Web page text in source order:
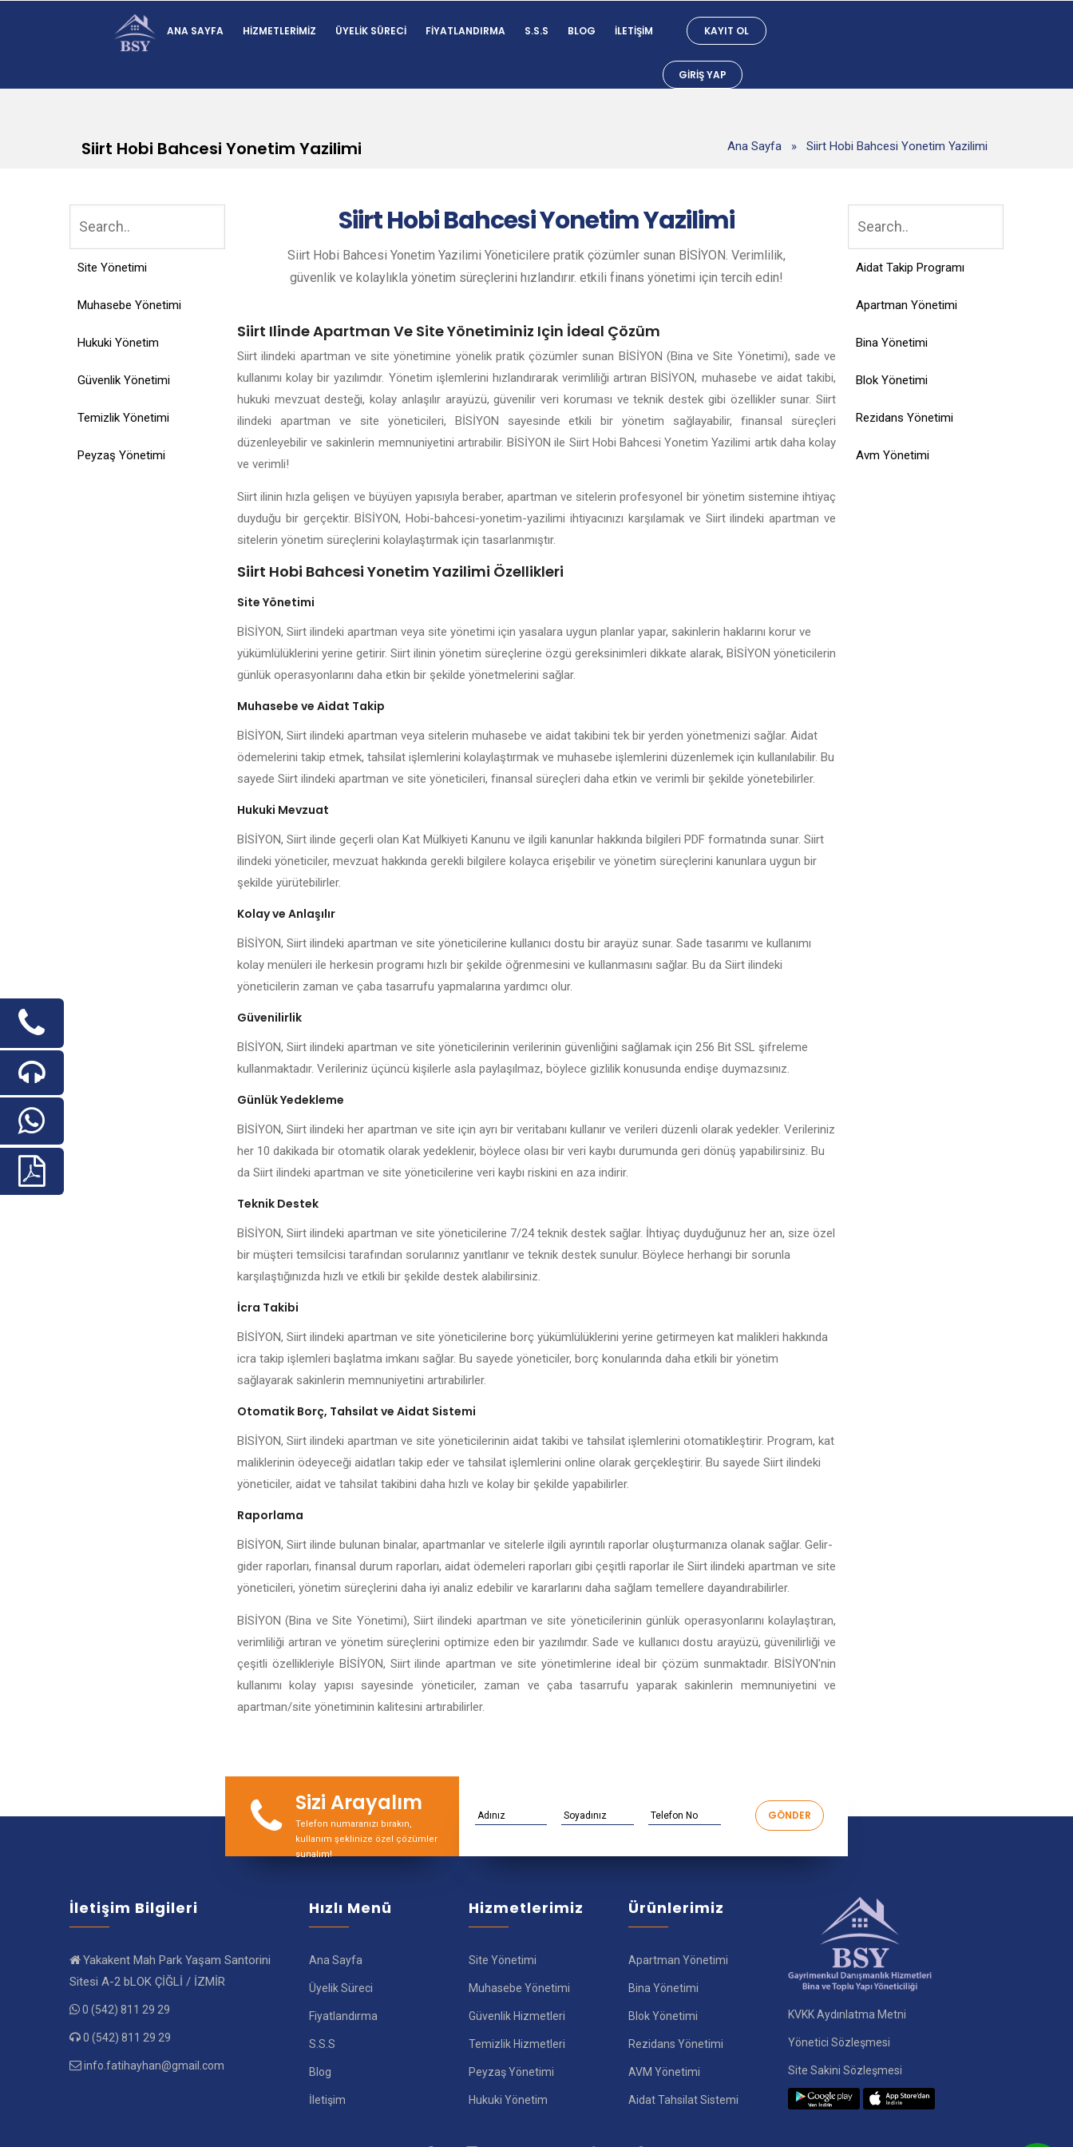
ANA SAYFA HIZMETLERIMIZ ÜYELIK SÜRECI FIYATLANDIRMA S.S.S BLOG İLETIŞIM KAYIT OL
GIRIŞ YAP
Siirt Hobi Bahcesi Yonetim Yazilimi Ana Sayfa » Siirt Hobi Bahcesi Yonetim Yazilimi
Site Yönetimi
Muhasebe Yönetimi
Hukuki Yönetim
Güvenlik Yönetimi
Temizlik Yönetimi
Peyzaş Yönetimi
SiirtHobi Bahcesi Yonetim Yazilimi
Siirt Hobi Bahcesi Yonetim Yazilimi Yöneticilere pratik çözümler sunan BİSİYON. Verimlilik,
güvenlik ve kolaylıkla yönetim süreçlerini hızlandırır. etkili finans yönetimi için tercih edin!
Siirt Ilinde Apartman Ve Site Yönetiminiz Için İdeal Çözüm
Siirt ilindeki apartman ve site yönetimine yönelik pratik çözümler sunan BİSİYON (Bina ve Site Yönetimi), sade ve
kullanımı kolay bir yazılımdır. Yönetim işlemlerini hızlandırarak verimliliği artıran BİSİYON, muhasebe ve aidat takibi,
hukuki mevzuat desteği, kolay anlaşılır arayüzü, güvenilir veri koruması ve teknik destek gibi özellikler sunar. Siirt
ilindeki apartman ve site yöneticileri, BİSİYON sayesinde etkili bir yönetim sağlayabilir, finansal süreçleri
düzenleyebilir ve sakinlerin memnuniyetini artırabilir. BİSİYON ile Siirt Hobi Bahcesi Yonetim Yazilimi artık daha kolay
ve verimli!
Siirt ilinin hızla gelişen ve büyüyen yapısıyla beraber, apartman ve sitelerin profesyonel bir yönetim sistemine ihtiyaç
duyduğu bir gerçektir. BİSİYON, Hobi-bahcesi-yonetim-yazilimi ihtiyacınızı karşılamak ve Siirt ilindeki apartman ve
sitelerin yönetim süreçlerini kolaylaştırmak için tasarlanmıştır.
Siirt Hobi Bahcesi Yonetim Yazilimi Özellikleri
Site Yönetimi
BİSİYON, Siirt ilindeki apartman veya site yönetimi için yasalara uygun planlar yapar, sakinlerin haklarını korur ve
yükümlülüklerini yerine getirir. Siirt ilinin yönetim süreçlerine özgü gereksinimleri dikkate alarak, BİSİYON yöneticilerin
günlük operasyonlarını daha etkin bir şekilde yönetmelerini sağlar.
Muhasebe ve Aidat Takip
BİSİYON, Siirt ilindeki apartman veya sitelerin muhasebe ve aidat takibini tek bir yerden yönetmenizi sağlar. Aidat
ödemelerini takip etmek, tahsilat işlemlerini kolaylaştırmak ve muhasebe işlemlerini düzenlemek için kullanılabilir. Bu
sayede Siirt ilindeki apartman ve site yöneticileri, finansal süreçleri daha etkin ve verimli bir şekilde yönetebilirler.
Hukuki Mevzuat
BİSİYON, Siirt ilinde geçerli olan Kat Mülkiyeti Kanunu ve ilgili kanunlar hakkında bilgileri PDF formatında sunar. Siirt
ilindeki yöneticiler, mevzuat hakkında gerekli bilgilere kolayca erişebilir ve yönetim süreçlerini kanunlara uygun bir
şekilde yürütebilirler.
Kolay ve Anlaşılır
BİSİYON, Siirt ilindeki apartman ve site yöneticilerine kullanıcı dostu bir arayüz sunar. Sade tasarımı ve kullanımı
kolay menüleri ile herkesin programı hızlı bir şekilde öğrenmesini ve kullanmasını sağlar. Bu da Siirt ilindeki
yöneticilerin zaman ve çaba tasarrufu yapmalarına yardımcı olur.
Güvenilirlik
BİSİYON, Siirt ilindeki apartman ve site yöneticilerinin verilerinin güvenliğini sağlamak için 256 Bit SSL şifreleme
kullanmaktadır. Verileriniz üçüncü kişilerle asla paylaşılmaz, böylece gizlilik konusunda endişe duymazsınız.
Günlük Yedekleme
BİSİYON, Siirt ilindeki her apartman ve site için ayrı bir veritabanı kullanır ve verileri düzenli olarak yedekler. Verileriniz
her 10 dakikada bir otomatik olarak yedeklenir, böylece olası bir veri kaybı durumunda geri dönüş yapabilirsiniz. Bu
da Siirt ilindeki apartman ve site yöneticilerine veri kaybı riskini en aza indirir.
Teknik Destek
BİSİYON, Siirt ilindeki apartman ve site yöneticilerine 7/24 teknik destek sağlar. İhtiyaç duyduğunuz her an, size özel
bir müşteri temsilcisi tarafından sorularınız yanıtlanır ve teknik destek sunulur. Böylece herhangi bir sorunla
karşılaştığınızda hızlı ve etkili bir şekilde destek alabilirsiniz.
İcra Takibi
BİSİYON, Siirt ilindeki apartman ve site yöneticilerine borç yükümlülüklerini yerine getirmeyen kat malikleri hakkında
icra takip işlemleri başlatma imkanı sağlar. Bu sayede yöneticiler, borç konularında daha etkili bir yönetim
sağlayarak sakinlerin memnuniyetini artırabilirler.
Otomatik Borç, Tahsilat ve Aidat Sistemi
BİSİYON, Siirt ilindeki apartman ve site yöneticilerinin aidat takibi ve tahsilat işlemlerini otomatikleştirir. Program, kat
maliklerinin ödeyeceği aidatları takip eder ve tahsilat işlemlerini online olarak gerçekleştirir. Bu sayede Siirt ilindeki
yöneticiler, aidat ve tahsilat takibini daha hızlı ve kolay bir şekilde yapabilirler.
Raporlama
BİSİYON, Siirt ilinde bulunan binalar, apartmanlar ve sitelerle ilgili ayrıntılı raporlar oluşturmanıza olanak sağlar. Gelir-
gider raporları, finansal durum raporları, aidat ödemeleri raporları gibi çeşitli raporlar ile Siirt ilindeki apartman ve site
yöneticileri, yönetim süreçlerini daha iyi analiz edebilir ve kararlarını daha sağlam temellere dayandırabilirler.
BİSİYON (Bina ve Site Yönetimi), Siirt ilindeki apartman ve site yöneticilerinin günlük operasyonlarını kolaylaştıran,
verimliliği artıran ve yönetim süreçlerini optimize eden bir yazılımdır. Sade ve kullanıcı dostu arayüzü, güvenilirliği ve
çeşitli özellikleriyle BİSİYON, Siirt ilinde apartman ve site yönetimlerine ideal bir çözüm sunmaktadır. BİSİYON'nin
kullanımı kolay yapısı sayesinde yöneticiler, zaman ve çaba tasarrufu yaparak sakinlerin memnuniyetini ve
apartman/site yönetiminin kalitesini artırabilirler.
Aidat Takip Programı
Apartman Yönetimi
Bina Yönetimi
Blok Yönetimi
Rezidans Yönetimi
Avm Yönetimi
Sizi Arayalım
Telefon numaranızı bırakın,
kullanım şeklinize özel çözümler
sunalım!
İletişim Bilgileri
Yakakent Mah Park Yaşam Santorini
Sitesi A-2 bLOK ÇİĞLİ / İZMİR
0 (542) 811 29 29
0 (542) 811 29 29
info.fatihayhan@gmail.com
Hızlı Menü
Ana Sayfa
Üyelik Süreci
Fiyatlandırma
S.S.S
Blog
İletişim
Hizmetlerimiz
Site Yönetimi
Muhasebe Yönetimi
Güvenlik Hizmetleri
Temizlik Hizmetleri
Peyzaş Yönetimi
Hukuki Yönetim
Ürünlerimiz
Apartman Yönetimi
Bina Yönetimi
Blok Yönetimi
Rezidans Yönetimi
AVM Yönetimi
Aidat Tahsilat Sistemi
KVKK Aydınlatma Metni
Yönetici Sözleşmesi
Site Sakini Sözleşmesi